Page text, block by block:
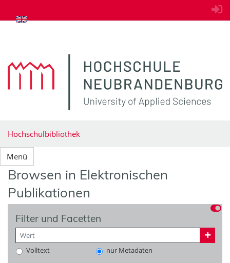
zum Inhalt springen
Hochschulbibliothek
Menü
Browsen in Elektronischen
Publikationen
Filter und Facetten
Volltext
nur Metadaten